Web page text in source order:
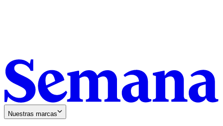
Nuestras marcas